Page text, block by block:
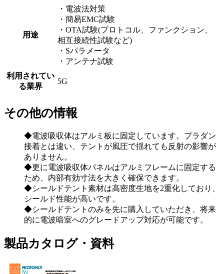
用途
・電波法対策
・簡易EMC試験
・OTA試験(プロトコル、ファンクション、
相互接続性試験など)
・Sパラメータ
・アンテナ試験
利用されてい
る業界
5G
その他の情報
◆電波吸収体はアルミ板に固定しています。プラダン
接着とは違い、テントが風圧で揺れても反射の影響が
ありません。
◆更に電波吸収体パネルはアルミフレームに固定する
ため、内部有効寸法を大きく確保できます。
◆シールドテント素材は高密度生地を2重化しており、
シールド性能が高いです。
◆シールドテントのみを先に購入していただき、将来
的に電波暗室へのグレードアップ対応が可能です。
製品カタログ・資料